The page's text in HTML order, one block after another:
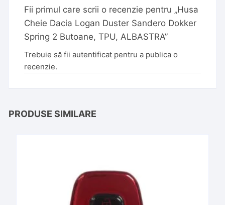
Fii primul care scrii o recenzie pentru „Husa
Cheie Dacia Logan Duster Sandero Dokker
Spring 2 Butoane, TPU, ALBASTRA”
Trebuie să fiiautentificat pentru a publica o
recenzie.
PRODUSE SIMILARE